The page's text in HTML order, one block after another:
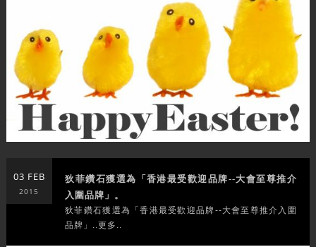
03 FEB
2015
狄菲鑽石獲選為「香港最受歡迎品牌--大會至尊推介
入圍品牌」。
狄菲鑽石獲選為「香港最受歡迎品牌--大會至尊推介入圍
品牌」..更多..